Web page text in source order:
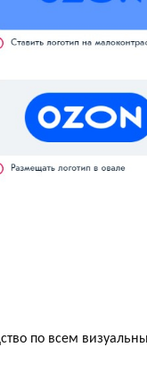
по всем